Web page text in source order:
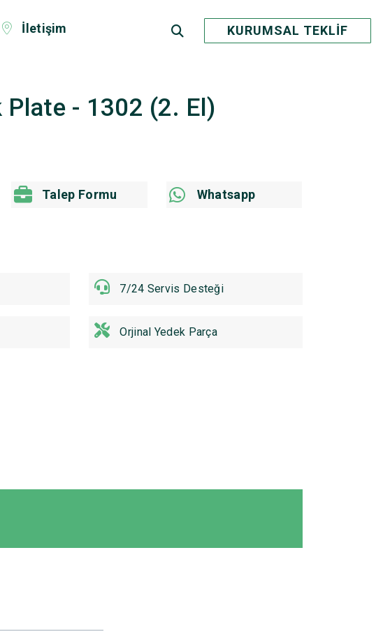
İletişim KURUMSAL TEKLİF
Plate - 1302 (2. El)
Talep Formu Whatsapp
7/24 Servis Desteği
Orjinal Yedek Parça